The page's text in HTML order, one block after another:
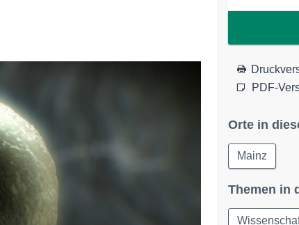
PDF-
Orte in
Mainz
Themen in